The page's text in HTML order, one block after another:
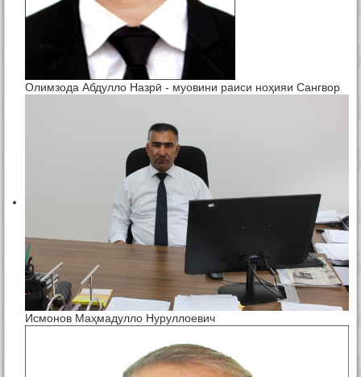
Олимзода Абдулло Назрӣ - муовини раиси ноҳияи Сангвор
Исмонов Маҳмадулло Нуруллоевич